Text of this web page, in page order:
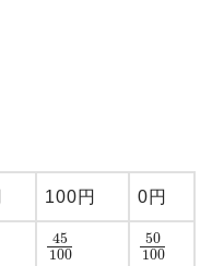
100円 0円
45
100
50
100